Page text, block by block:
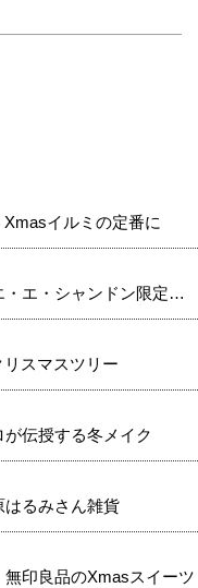
イルミの定番に
ゴールドの球体が華やかに演出 モエ・エ・シャンドン限定発売
スマスツリー
伝授する冬メイク
はるみさん雑貨
印良品のXmasスイーツ